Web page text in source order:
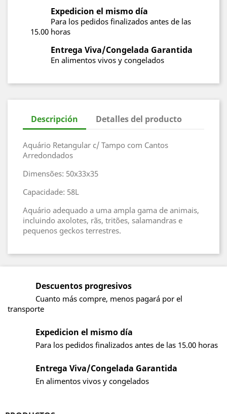
Expedicion el mismo día
Para los pedidos finalizados antes de las
15.00 horas
Entrega Viva/Congelada Garantida
En alimentos vivos y congelados
Descripción Detalles del producto
Aquário Retangular c/ Tampo com Cantos
Arredondados
Dimensões: 50x33x35
Capacidade: 58L
Aquário adequado a uma ampla gama de animais,
incluindo axolotes, rãs, tritões, salamandras e
pequenos geckos terrestres.
Descuentos progresivos
Cuanto más compre, menos pagará por el
transporte
Expedicion el mismo día
Para los pedidos finalizados antes de las 15.00 horas
Entrega Viva/Congelada Garantida
En alimentos vivos y congelados